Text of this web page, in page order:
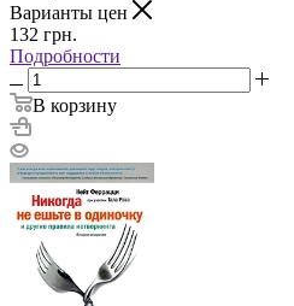
Варианты цен
132 грн.
Подробности
В корзину